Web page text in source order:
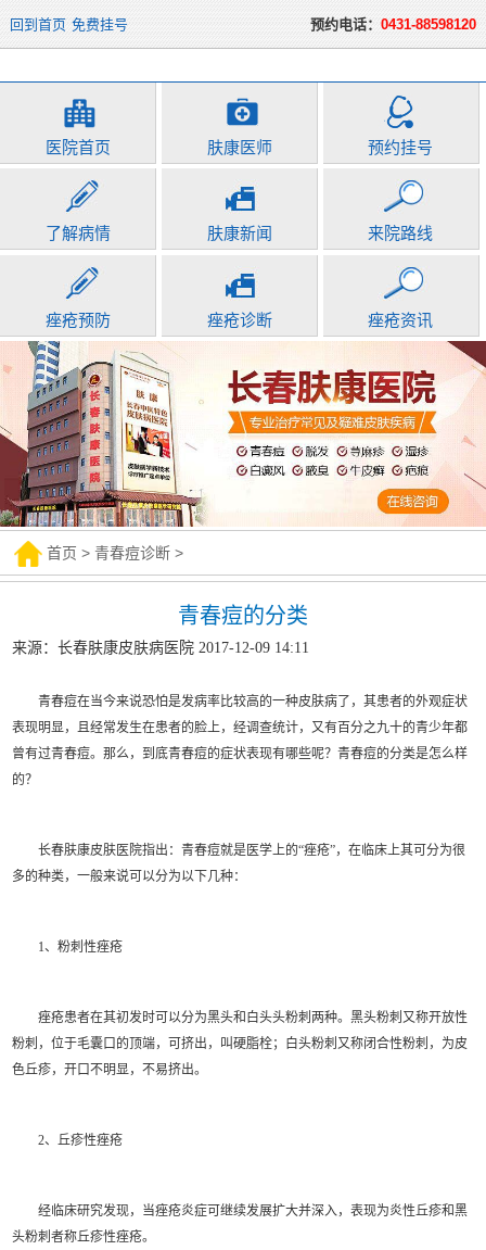
回到首页 免费挂号 预约电话：0431-88598120
医院首页 肤康医师 预约挂号
了解病情 肤康新闻 来院路线
痤疮预防 痤疮诊断 痤疮资讯
首页 >青春痘诊断 >
青春痘的分类
来源：长春肤康皮肤病医院 2017-12-09 14:11
青春痘在当今来说恐怕是发病率比较高的一种皮肤病了，其患者的外观症状
表现明显，且经常发生在患者的脸上，经调查统计，又有百分之九十的青少年都
曾有过青春痘。那么，到底青春痘的症状表现有哪些呢？青春痘的分类是怎么样
的？
长春肤康皮肤医院指出：青春痘就是医学上的“痤疮”，在临床上其可分为很
多的种类，一般来说可以分为以下几种：
1、粉刺性痤疮
痤疮患者在其初发时可以分为黑头和白头头粉刺两种。黑头粉刺又称开放性
粉刺，位于毛囊口的顶端，可挤出，叫硬脂栓；白头粉刺又称闭合性粉刺，为皮
色丘疹，开口不明显，不易挤出。
2、丘疹性痤疮
经临床研究发现，当痤疮炎症可继续发展扩大并深入，表现为炎性丘疹和黑
头粉刺者称丘疹性痤疮。